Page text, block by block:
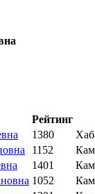
Рейтинг
1380
1152
1401
1052